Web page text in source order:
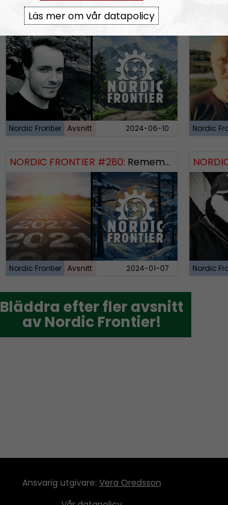
NORDIC FRONTIER #283:Warren Balogh of Warstrike
Nordic Frontier Avsnitt 2024-06-10 Nordic
NORDIC FRONTIER #280: Remembering 2023 and looking forward
Nordic Frontier Avsnitt 2024-01-07 Nordic
Bläddra efter fler avsnitt
av Nordic Frontier!
Bläddra efter fler avsnitt
av Nordic Frontier!
Ansvarig utgivare: Vera Oredsson
Läs mer om vår datapolicy